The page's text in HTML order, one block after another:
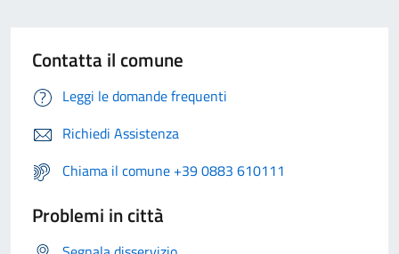
Contatta il comune
Leggi le domande frequenti
Richiedi Assistenza
Chiama il comune +39 0883 610111
Problemi in città